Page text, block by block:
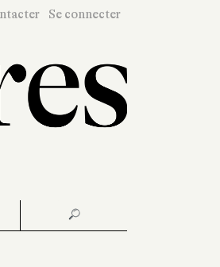
Se connecter
🔎